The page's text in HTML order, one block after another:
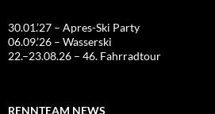
30.01.’27 – Apres-Ski Party
06.09.’26 – Wasserski
22.–23.08.26 – 46. Fahrradtour
RENNTEAM NEWS